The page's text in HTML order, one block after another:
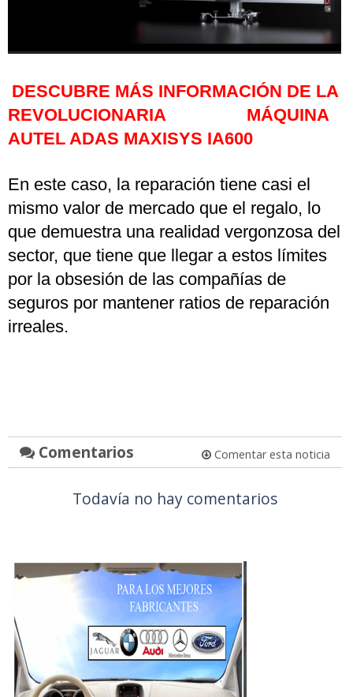
DESCUBRE MÁS INFORMACIÓN DE LA
REVOLUCIONARIA MÁQUINA
AUTEL ADAS MAXISYS IA600
En este caso, la reparación tiene casi el
mismo valor de mercado que el regalo, lo
que demuestra una realidad vergonzosa del
sector, que tiene que llegar a estos límites
por la obsesión de las compañías de
seguros por mantener ratios de reparación
irreales.
Comentarios Comentar esta noticia
Todavía no hay comentarios